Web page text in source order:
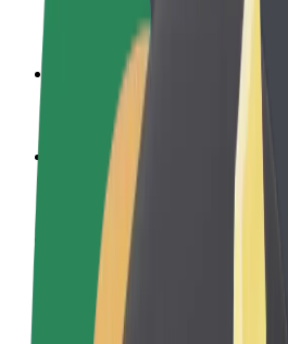
Postani dostavljač
Dostavljaj hranu i primaj tjedne
Dodaj restoran ili trgovinu
Dosegni više kupaca i povećaj
Registriraj se kao vlasnik flote
Dodaj svoju flotu na Bolt i
Bolt for Business
Bolt proizvodi i usluge